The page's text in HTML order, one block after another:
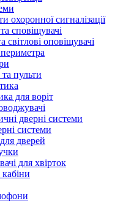
охоронної сигналізації
сповіщувачі
світлові оповіщувачі
пульти
для воріт
дверні системи
системи
дверей
для хвірток